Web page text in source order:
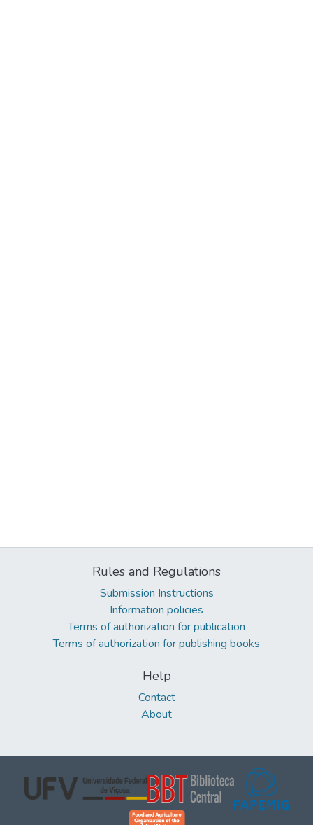
Rules and Regulations
Submission Instructions
Information policies
Terms of authorization for publication
Terms of authorization for publishing books
Help
Contact
About